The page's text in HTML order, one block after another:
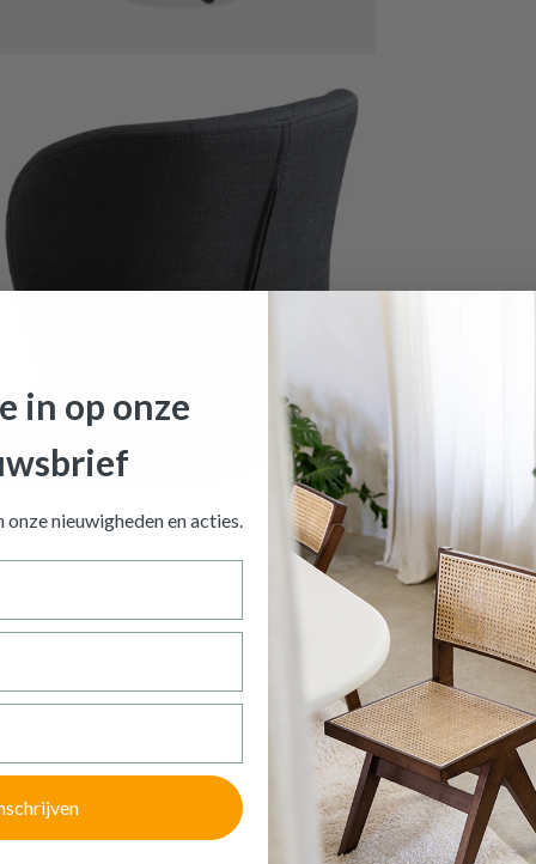
PLATS COR Antraciet 10 is toegevoegd aan je
BUREAUSTOEL PLATS COR
Prijs per stuk, incl. btw en excl. verzendkosten
GA NAAR WINKELMANDJE of verder winkelen
in op onze
nieuwigheden enacties.